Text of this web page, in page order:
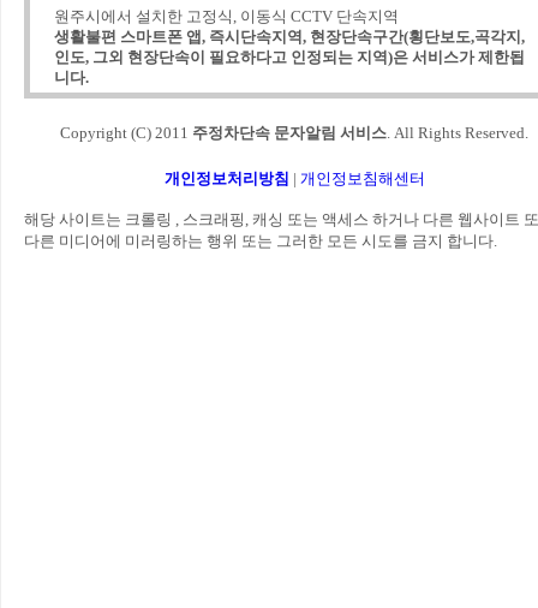
원주시에서 설치한 고정식, 이동식 CCTV 단속지역
생활불편 스마트폰 앱, 즉시단속지역, 현장단속구간(횡단보도,곡각지,
인도, 그외 현장단속이 필요하다고 인정되는 지역)은 서비스가 제한됩
니다.
서비스 내용
CCTV 단속 관련 문자를 신청자에게 문자로 안내
알림 대상자
Copyright (C) 2011 주정차단속 문자알림 서비스. All Rights Reserved.
개인정보처리방침 | 개인정보침해센터
해당 사이트는 크롤링 , 스크래핑, 캐싱 또는 액세스 하거나 다른 웹사이트
다른 미디어에 미러링하는 행위 또는 그러한 모든 시도를 금지 합니다.